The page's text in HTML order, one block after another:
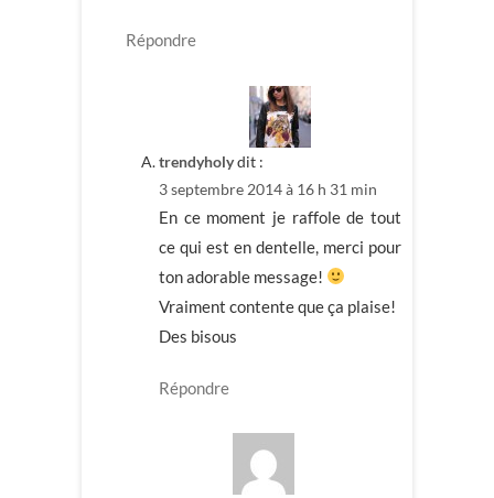
Répondre
trendyholydit :
3 septembre 2014 à 16 h 31 min
En ce moment je raffole de tout
ce qui est en dentelle, merci pour
ton adorable message!
Vraiment contente que ça plaise!
Des bisous
Répondre